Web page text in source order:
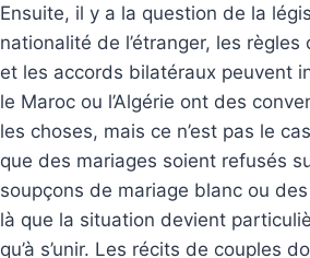
Ensuite, il y a la question de la
nationalité de l’étranger, les
et les accords bilatéraux peuvent
le Maroc ou l’Algérie ont des
les choses, mais ce n’est pas le
que des mariages soient refusés
soupçons de mariage blanc ou
là que la situation devient
qu’à s’unir. Les récits de couples